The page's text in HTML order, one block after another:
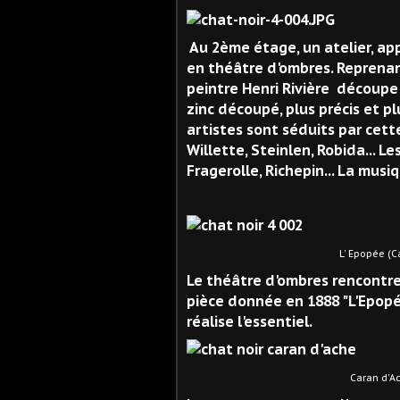
Au 2ème étage, un atelier,
en théâtre d'ombres.
peintre Henri Rivière
zinc découpé, plus précis et
artistes sont séduits par
Willette, Steinlen, Robida...
Fragerolle, Richepin... La
L' Epopée (Caran
Le théâtre d'ombres
pièce donnée en 1888
réalise l'essentiel.
Caran d'Ache par